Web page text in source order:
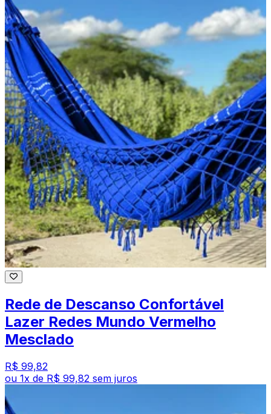
Rede de Descanso Confortável
Lazer Redes Mundo Vermelho
Mesclado
R$ 99,82
ou 1x de R$ 99,82 sem juros